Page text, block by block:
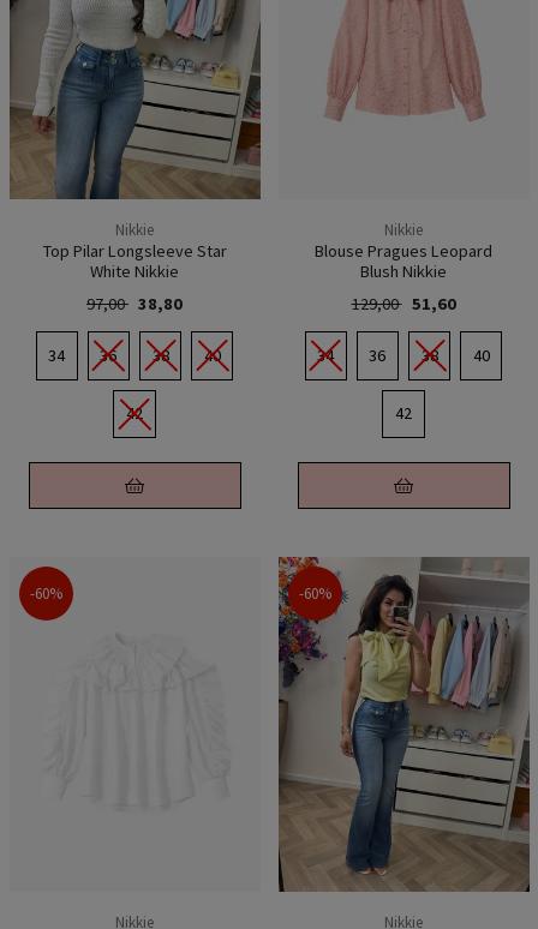
Nikkie
Top Pilar Longsleeve Star
White Nikkie
97,00 38,80
34 36 38 40
42
Nikkie
Blouse Pragues Leopard
Blush Nikkie
129,00 51,60
34 36 38 40
42
-60%
Nikkie
-60%
Nikkie